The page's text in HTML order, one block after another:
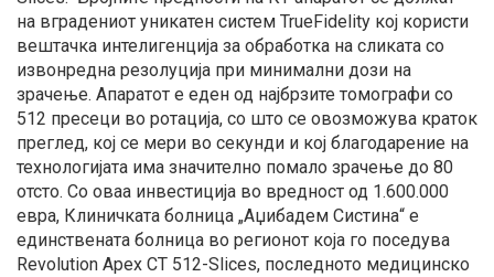
на вградениот уникатен систем TrueFidelity кој користи
вештачка интелигенција за обработка на сликата со
извонредна резолуција при минимални дози на
зрачење. Апаратот е еден од најбрзите томографи со
512 пресеци во ротација, со што се овозможува краток
преглед, кој се мери во секунди и кој благодарение на
технологијата има значително помало зрачење до 80
отсто. Со оваа инвестиција во вредност од 1.600.000
евра, Клиничката болница „Аџибадем Систина“ е
единствената болница во регионот која го поседува
Revolution Apex CT 512-Slices, последното медицинско